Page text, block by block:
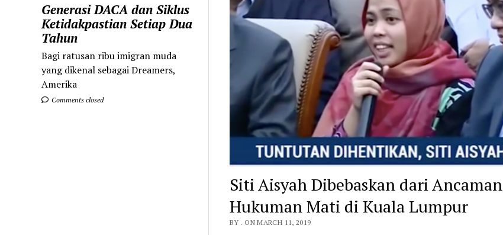
Generasi DACA dan Siklus
Ketidakpastian Setiap Dua
Tahun
Bagi ratusan ribu imigran muda
yang dikenal sebagai Dreamers,
Amerika
Comments closed
Siti Aisyah Dibebaskan dari Ancaman
Hukuman Mati di Kuala Lumpur
BY . ON MARCH 11, 2019